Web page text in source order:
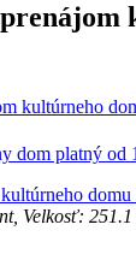
dom platný od
domu
Velkosť: